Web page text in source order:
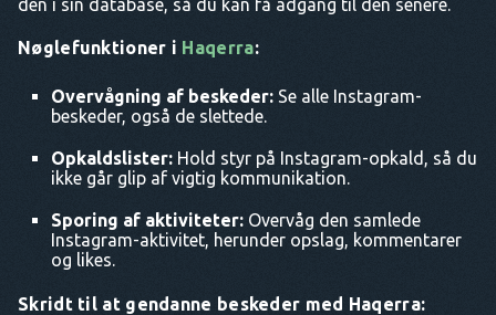
den i sin database, så du kan få adgang til den senere.
Nøglefunktioner i Haqerra:
Overvågning af beskeder: Se alle Instagram-
beskeder, også de slettede.
Opkaldslister: Hold styr på Instagram-opkald, så du
ikke går glip af vigtig kommunikation.
Sporing af aktiviteter: Overvåg den samlede
Instagram-aktivitet, herunder opslag, kommentarer
og likes.
Skridt til at gendanne beskeder med Haqerra: